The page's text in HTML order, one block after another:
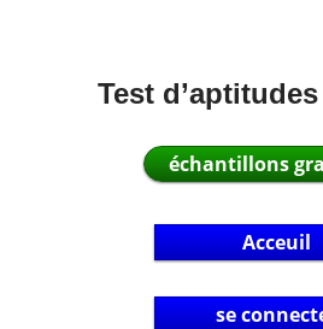
Test
échantillons
Acceuil
se